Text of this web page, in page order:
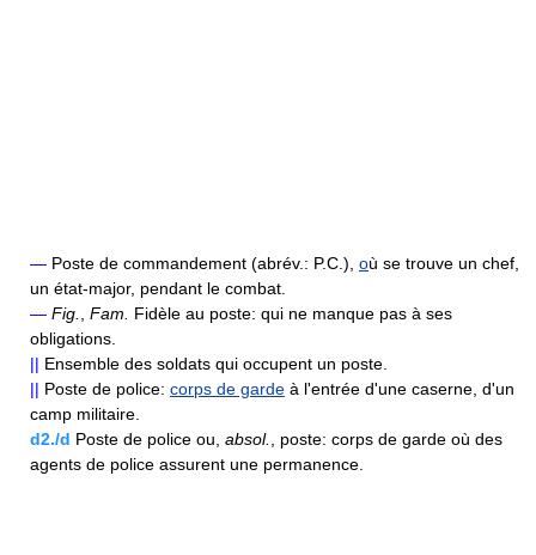
— Poste de commandement (abrév.: P.C.), où se trouve un chef,
un état-major, pendant le combat.
— Fig., Fam. Fidèle au poste: qui ne manque pas à ses
obligations.
|| Ensemble des soldats qui occupent un poste.
|| Poste de police: corps de garde à l'entrée d'une caserne, d'un
camp militaire.
d2./d Poste de police ou, absol., poste: corps de garde où des
agents de police assurent une permanence.